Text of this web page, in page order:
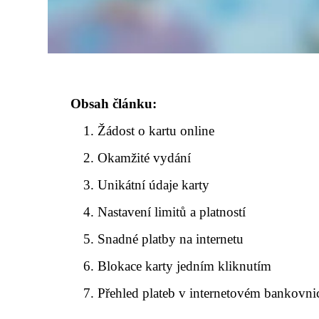
Obsah článku:
Žádost o kartu online
Okamžité vydání
Unikátní údaje karty
Nastavení limitů a platností
Snadné platby na internetu
Blokace karty jedním kliknutím
Přehled plateb v internetovém